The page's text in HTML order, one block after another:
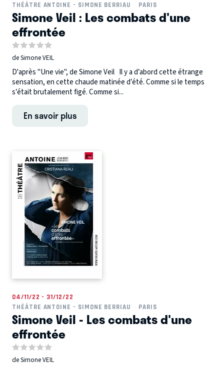
THÉÂTRE ANTOINE - SIMONE BERRIAU
PARIS
Simone Veil : Les combats d'une
effrontée
de Simone VEIL
D'après "Une vie", de Simone Veil Il y a d’abord cette étrange
sensation, en cette chaude matinée d’été. Comme si le temps
s’était brutalement figé. Comme si...
En savoir plus
04/11/22 - 31/12/22
THÉÂTRE ANTOINE - SIMONE BERRIAU
PARIS
Simone Veil - Les combats d'une
effrontée
de Simone VEIL